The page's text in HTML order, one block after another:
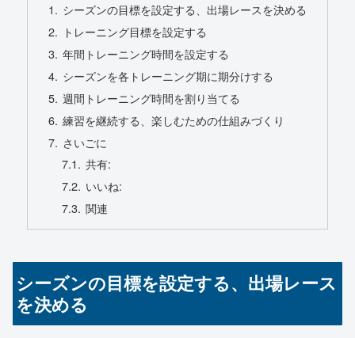
シーズンの目標を設定する、出場レースを決める
トレーニング目標を設定する
年間トレーニング時間を設定する
シーズンを各トレーニング期に期分けする
週間トレーニング時間を割り当てる
練習を継続する、楽しむための仕組みづくり
さいごに
共有:
いいね:
関連
シーズンの目標を設定する、出場レース
を決める